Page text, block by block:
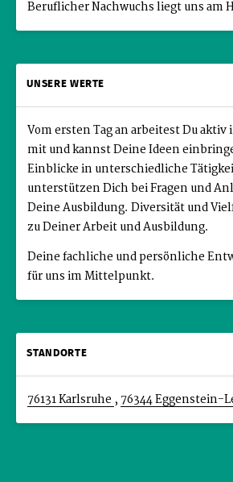
Beruflicher Nachwuchs liegt uns am
UNSERE WERTE
Vom ersten Tag an arbeitest Du aktiv
mit und kannst Deine Ideen
Einblicke in unterschiedliche
unterstützen Dich bei Fragen und
Deine Ausbildung. Diversität und
zu Deiner Arbeit und Ausbildung.
Deine fachliche und persönliche
für uns im Mittelpunkt.
STANDORTE
76131 Karlsruhe , 76344 Eggenstein-